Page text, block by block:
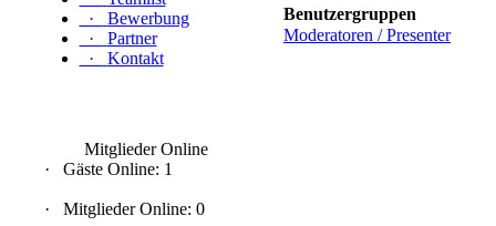
·
Bewerbung
·
Partner
·
Kontakt
Mitglieder Online
·
Gäste Online: 1
· Mitglieder Online: 0
Benutzergruppen
Moderatoren / Presenter